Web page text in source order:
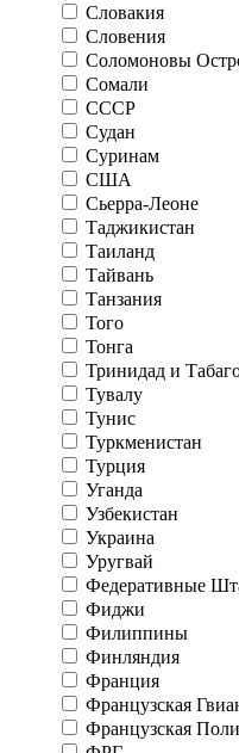
Словакия
Словения
Соломоновы
Сомали
СССР
Судан
Суринам
США
Сьерра-Леоне
Таджикистан
Таиланд
Тайвань
Танзания
Того
Тонга
Тринидад и
Тувалу
Тунис
Туркменистан
Турция
Уганда
Узбекистан
Украина
Уругвай
Федеративные
Фиджи
Филиппины
Финляндия
Франция
Французская
Французская